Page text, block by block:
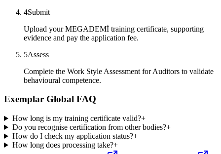
4Submit
Upload your MEGADEMİ training certificate, supporting
evidence and pay the application fee.
5Assess
Complete the Work Style Assessment for Auditors to validate
behavioural competence.
Exemplar Global FAQ
How long is my training certificate valid?+
Do you recognise certification from other bodies?+
How do I check my application status?+
How long does processing take?+